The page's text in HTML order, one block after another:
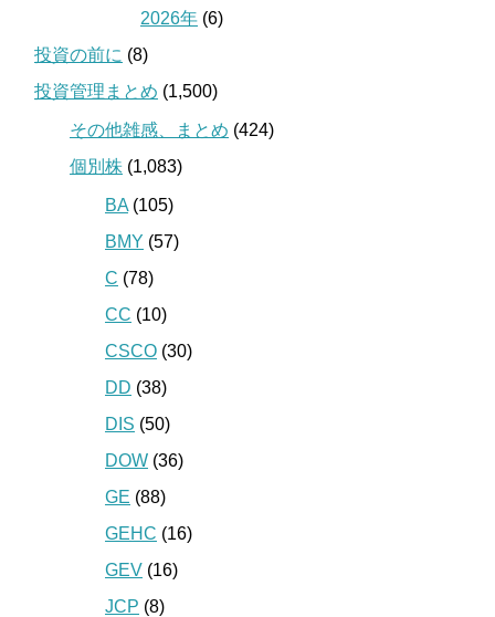
2026年 (6)
投資の前に (8)
投資管理まとめ (1,500)
その他雑感、まとめ (424)
個別株 (1,083)
BA (105)
BMY (57)
C (78)
CC (10)
CSCO (30)
DD (38)
DIS (50)
DOW (36)
GE (88)
GEHC (16)
GEV (16)
JCP (8)